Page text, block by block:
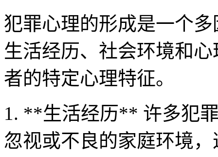
犯罪心理的形成是一个
生活经历、社会环境和
者的特定心理特征。
1. **生活经历** 许多犯
忽视或不良的家庭环境